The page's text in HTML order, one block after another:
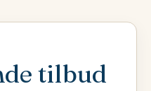
tilbud